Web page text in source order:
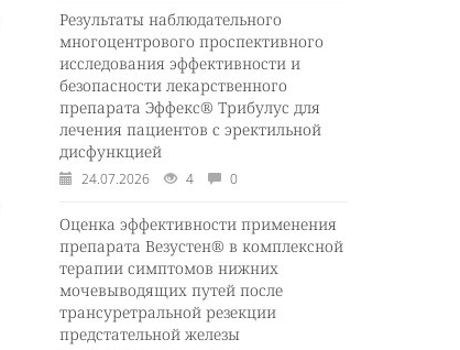
Результаты наблюдательного
многоцентрового проспективного
исследования эффективности и
безопасности лекарственного
препарата Эффекс® Трибулус для
лечения пациентов с эректильной
дисфункцией
24.07.2026 4 0
Оценка эффективности применения
препарата Везустен® в комплексной
терапии симптомов нижних
мочевыводящих путей после
трансуретральной резекции
предстательной железы